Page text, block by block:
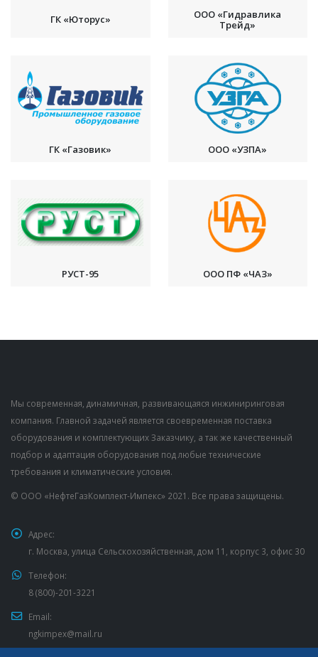
ГК «Юторус»
ООО «Гидравлика
Трейд»
ГК «Газовик» ООО «УЗПА»
РУСТ-95 ООО ПФ «ЧАЗ»
Мы современная, динамичная, развивающаяся инжиниринговая
компания. Главной задачей является своевременная поставка
оборудования и комплектующих Заказчику, а так же качественный
подбор и адаптация оборудования под любые технические
требования и климатические условия.
© ООО «НефтеГазКомплект-Импекс» 2021. Все права защищены.
Адрес:
г. Москва, улица Сельскохозяйственная, дом 11, корпус 3, офис 30
Телефон:
8 (800)-201-3221
Email:
ngkimpex@mail.ru